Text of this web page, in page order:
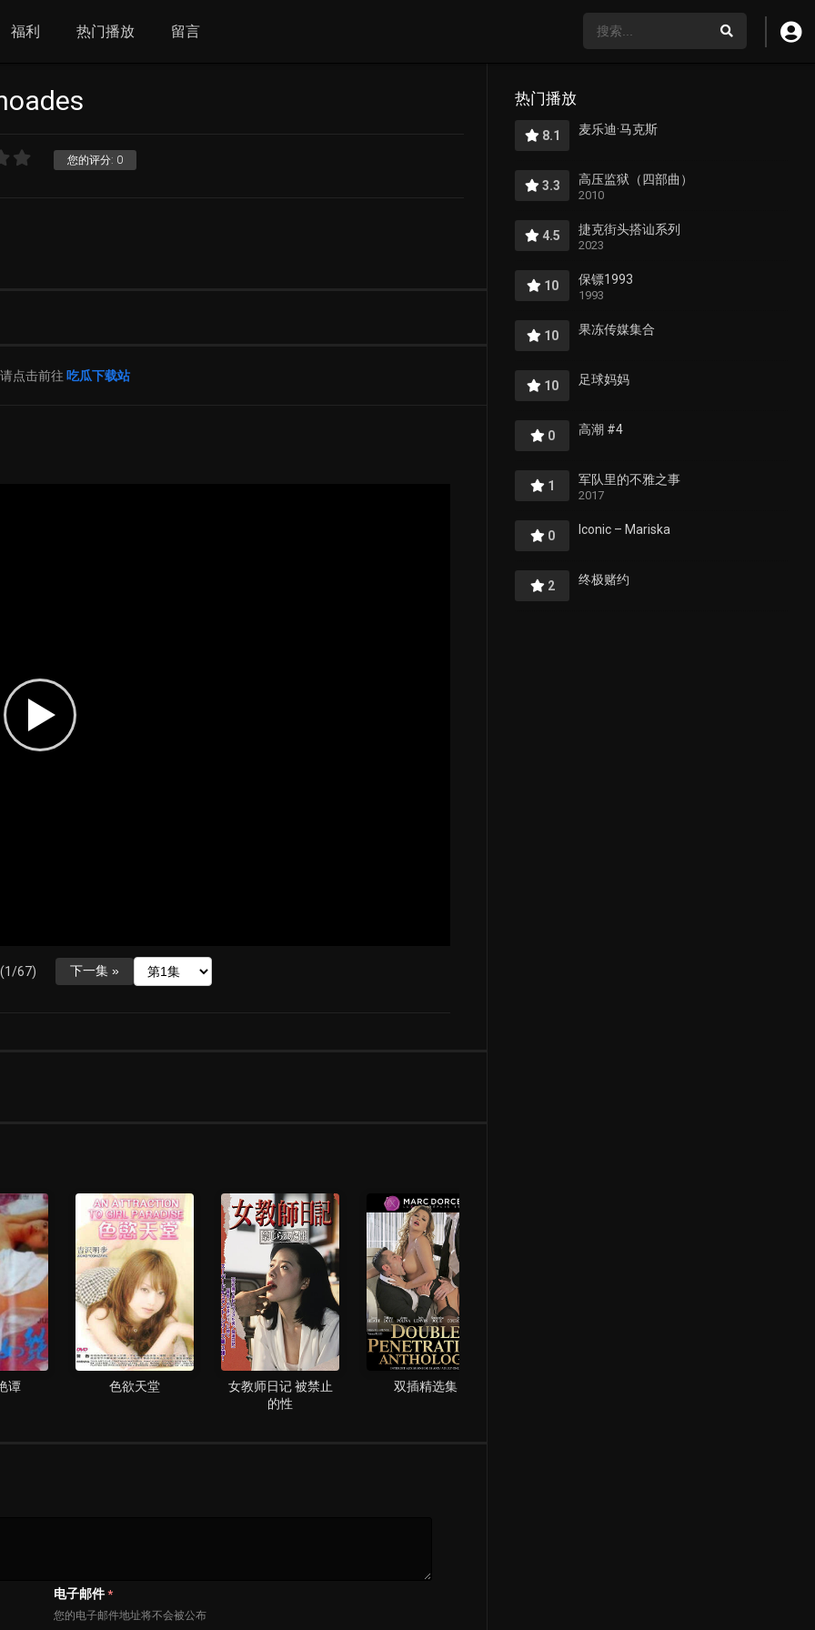
福利 热门播放 留言
您的评分: 0
点击前往 吃瓜下载站
67) 下一集 »
谭 色欲天堂
女教师日记 被禁止
的性
双插精选集
电子邮件 *
您的电子邮件地址将不会被公布
热门播放
8.1 麦乐迪·马克斯
3.3 高压监狱（四部曲）
2010
4.5 捷克街头搭讪系列
2023
10 保镖1993
1993
10 果冻传媒集合
10 足球妈妈
0 高潮 #4
1 军队里的不雅之事
2017
0 Iconic – Mariska
2 终极赌约